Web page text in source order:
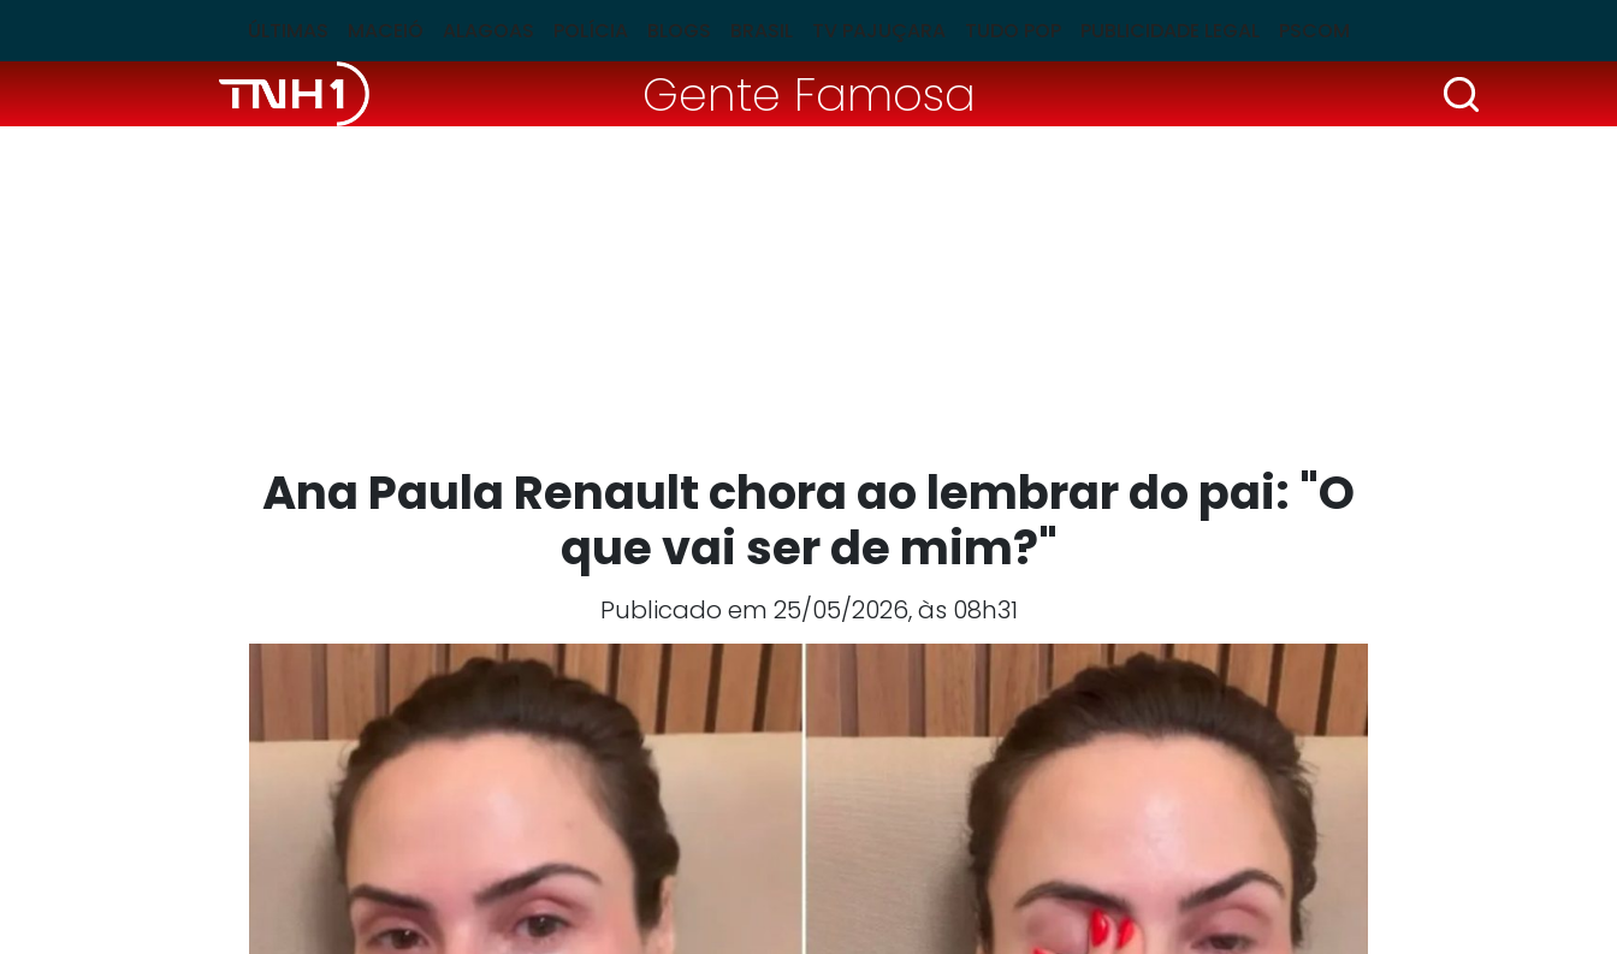
ÚLTIMAS MACEIÓ ALAGOAS POLÍCIA BLOGS BRASIL TV PAJUÇARA TUDO POP PUBLICIDADE LEGAL PSCOM
Gente Famosa
Ana Paula Renault chora ao lembrar do pai: "O
que vai ser de mim?"
Publicado em 25/05/2026, às 08h31